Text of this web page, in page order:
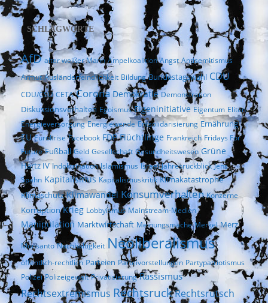
SCHLAGWORTE
AfD alter weißer Mann Ampelkoalition Angst Antisemitismus
Armut Ausländerfeindlichkeit Bildung Bundestagswahl CDU
CDU/CSU CETA Corona Demokratie Demonstration
Diskussionsverhalten Egoismus Eigeninitiative Eigentum Eliten
Energieversorgung Energiewende Entsolidarisierung Ernährung
EU Eurokrise Facebook FDP Flüchtlinge Frankreich Fridays For
Future Fußball Geld Gesellschaft Gesundheitswesen Grüne
Hartz IV Indoktrination Islamismus Israel Jahresrückblick Jens
Spahn Kapitalismus Kapitalismuskritik Klimakatastrophe
Klimaschutz Klimawandel Konsumverhalten Konzerne
Korruption Krieg Lobbyismus Mainstream-Medien
Manipulation Marktwirtschaft Meinungsmache Merkel Merz
Monsanto Nachhaltigkeit Neoliberalismus
öffentlich-rechtlich Parteien Parteivorstellungen Partypatriotismus
Polizei Polizeigewalt Privatisierung Rassismus
Rechtsextremismus RechtsruckRechtsrutsch